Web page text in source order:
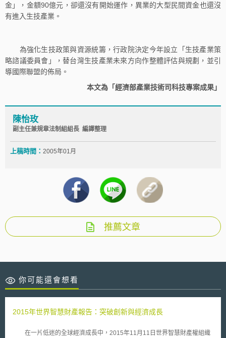
金」，金額90億元，卻還沒有開始運作，異業的大型民間資金也還沒
有進入生技產業。
為強化生技政策與資源統籌，行政院決定今年設立「生技產業策
略諮議委員會」，替台灣生技產業未來方向作整體評估與規劃，並引
導國際聯盟的佈局。
本文為「經濟部產業技術司科技專案成果」
陳怡玫
副主任兼規章法制組組長 編譯整理
上稿時間： 2005年01月
推薦文章
你可能還會想看
2015年世界智慧財產報告：突破創新與經濟成長
在一片低迷的全球經濟成長中，2015年11月11日世界智慧財產權組織